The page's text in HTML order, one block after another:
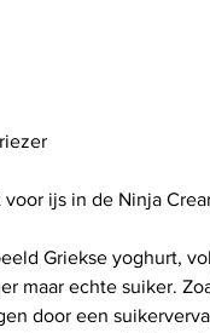
ijs in de Ninja
Griekse yoghurt,
maar echte suiker.
door een